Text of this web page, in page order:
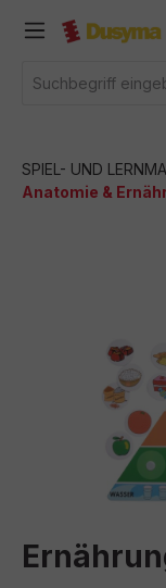
springen
SPIEL- UND
Anatomie &